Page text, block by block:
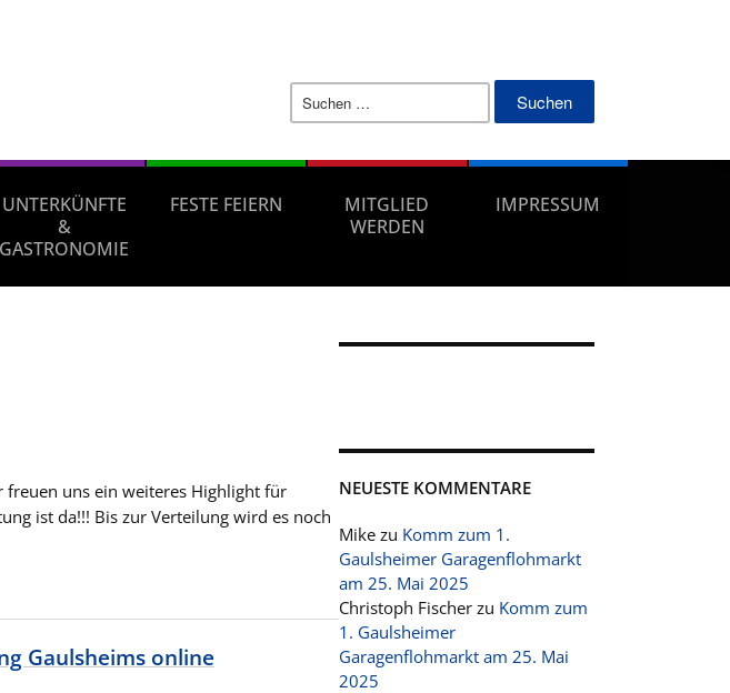
Suchen
nach:
UNTERKÜNFTE
&
GASTRONOMIE
FESTE FEIERN
MITGLIED
WERDEN
IMPRESSUM
freuen uns ein weiteres Highlight für
ist da!!! Bis zur Verteilung wird es noch
Gaulsheims online
NEUESTE KOMMENTARE
Mike zu Komm zum 1.
Gaulsheimer Garagenflohmarkt
am 25. Mai 2025
Christoph Fischer zu Komm zum
1. Gaulsheimer
Garagenflohmarkt am 25. Mai
2025